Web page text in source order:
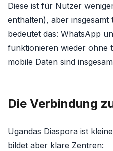
Diese ist für Nutzer
enthalten), aber
bedeutet das: WhatsApp
funktionieren wieder ohne
mobile Daten sind
Die Verbindung
Ugandas Diaspora ist
bildet aber klare Zentren: